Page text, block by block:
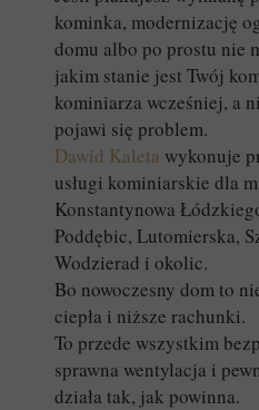
kominka, modernizację
domu albo po prostu nie
jakim stanie jest Twój
kominiarza wcześniej, a
pojawi się problem.
Dawid Kaleta wykonuje
usługi kominiarskie dla
Konstantynowa
Poddębic, Lutomierska,
Wodzierad i okolic.
Bo nowoczesny dom to
ciepła i niższe rachunki.
To przede wszystkim
sprawna wentylacja i
działa tak, jak powinna.